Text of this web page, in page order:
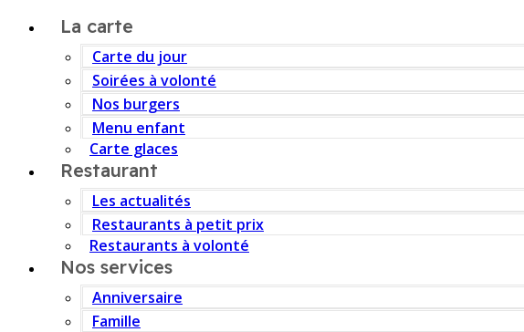
La carte
Carte du jour
Soirées à volonté
Nos burgers
Menu enfant
Carte glaces
Restaurant
Les actualités
Restaurants à petit prix
Restaurants à volonté
Nos services
Anniversaire
Famille